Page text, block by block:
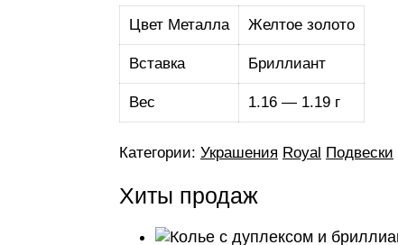
Цвет Металла Желтое золото
Вставка Бриллиант
Вес 1.16 — 1.19 г
Категории: Украшения Royal Подвески
Хиты продаж